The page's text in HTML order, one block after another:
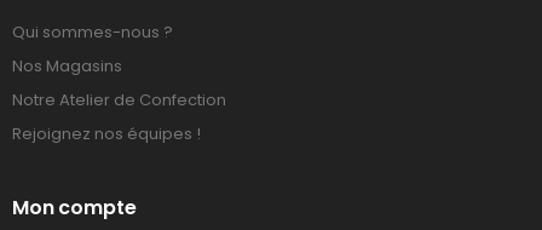
Qui sommes-nous ?
Nos Magasins
Notre Atelier de Confection
Rejoignez nos équipes !
Mon compte